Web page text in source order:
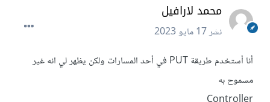
محمد لارافيل
نشر17 مايو 2023
أنا أستخدم طريقة PUT في أحد المسارات ولكن يظهر لي انه غير
مسموح به